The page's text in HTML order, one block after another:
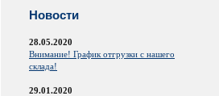
Новости
28.05.2020
Внимание! График отгрузки с нашего
склада!
29.01.2020